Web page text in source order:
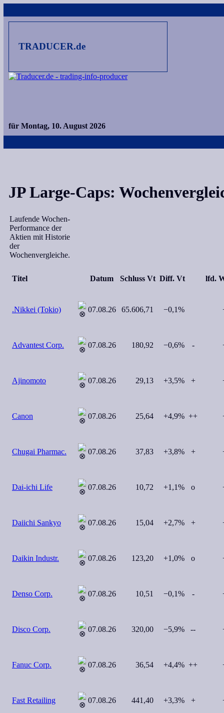
TRADUCER.de
für Montag, 10. August 2026
JP Large-Caps:
Laufende Wochen-
Performance der
Aktien mit Historie
der
Wochenvergleiche.
Titel Datum Schluss Vt Diff. Vt lfd.
.Nikkei (Tokio) 07.08.26 65.606,71 −0,1%
Advantest Corp. 07.08.26 180,92 −0,6% -
Ajinomoto 07.08.26 29,13 +3,5% +
Canon 07.08.26 25,64 +4,9% ++
Chugai Pharmac. 07.08.26 37,83 +3,8% +
Dai-ichi Life 07.08.26 10,72 +1,1% o
Daiichi Sankyo 07.08.26 15,04 +2,7% +
Daikin Industr. 07.08.26 123,20 +1,0% o
Denso Corp. 07.08.26 10,51 −0,1% -
Disco Corp. 07.08.26 320,00 −5,9% --
Fanuc Corp. 07.08.26 36,54 +4,4% ++
Fast Retailing 07.08.26 441,40 +3,3% +